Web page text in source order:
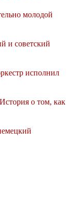
молодой
и советский
исполнил
о том, как